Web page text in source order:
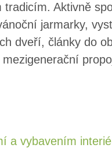
Aktivně
jarmarky,
dveří, články do
a vybavením